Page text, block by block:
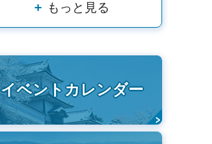
もっと見る
イベントカレンダー